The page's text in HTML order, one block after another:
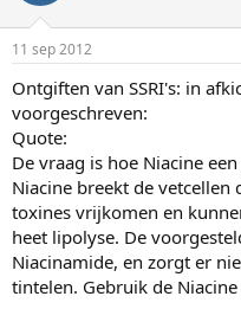
11 sep 2012
Ontgiften van SSRI's: in
voorgeschreven:
Quote:
De vraag is hoe Niacine
Niacine breekt de
toxines vrijkomen en
heet lipolyse. De
Niacinamide, en zorgt er
tintelen. Gebruik de